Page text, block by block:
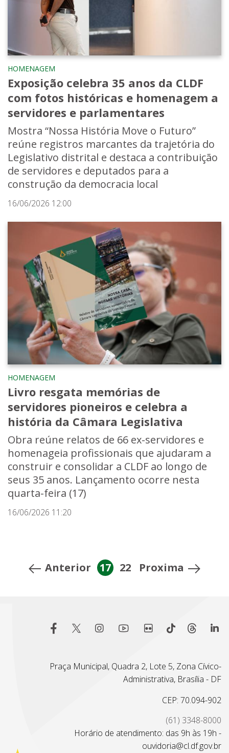
HOMENAGEM
Exposição celebra 35 anos da CLDF
com fotos históricas e homenagem a
servidores e parlamentares
Mostra “Nossa História Move o Futuro”
reúne registros marcantes da trajetória do
Legislativo distrital e destaca a contribuição
de servidores e deputados para a
construção da democracia local
16/06/2026 12:00
HOMENAGEM
Livro resgata memórias de
servidores pioneiros e celebra a
história da Câmara Legislativa
Obra reúne relatos de 66 ex-servidores e
homenageia profissionais que ajudaram a
construir e consolidar a CLDF ao longo de
seus 35 anos. Lançamento ocorre nesta
quarta-feira (17)
16/06/2026 11:20
Anterior 17 22 Proxima
Praça Municipal, Quadra 2, Lote 5, Zona Cívico-
Administrativa, Brasília - DF
CEP: 70.094-902
(61) 3348-8000
Horário de atendimento: das 9h às 19h -
ouvidoria@cl.df.gov.br